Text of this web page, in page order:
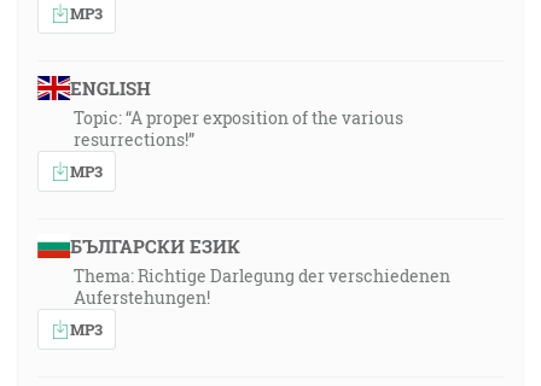
MP3
ENGLISH
Topic: “A proper exposition of the various
resurrections!”
MP3
БЪЛГАРСКИ ЕЗИК
Thema: Richtige Darlegung der verschiedenen
Auferstehungen!
MP3